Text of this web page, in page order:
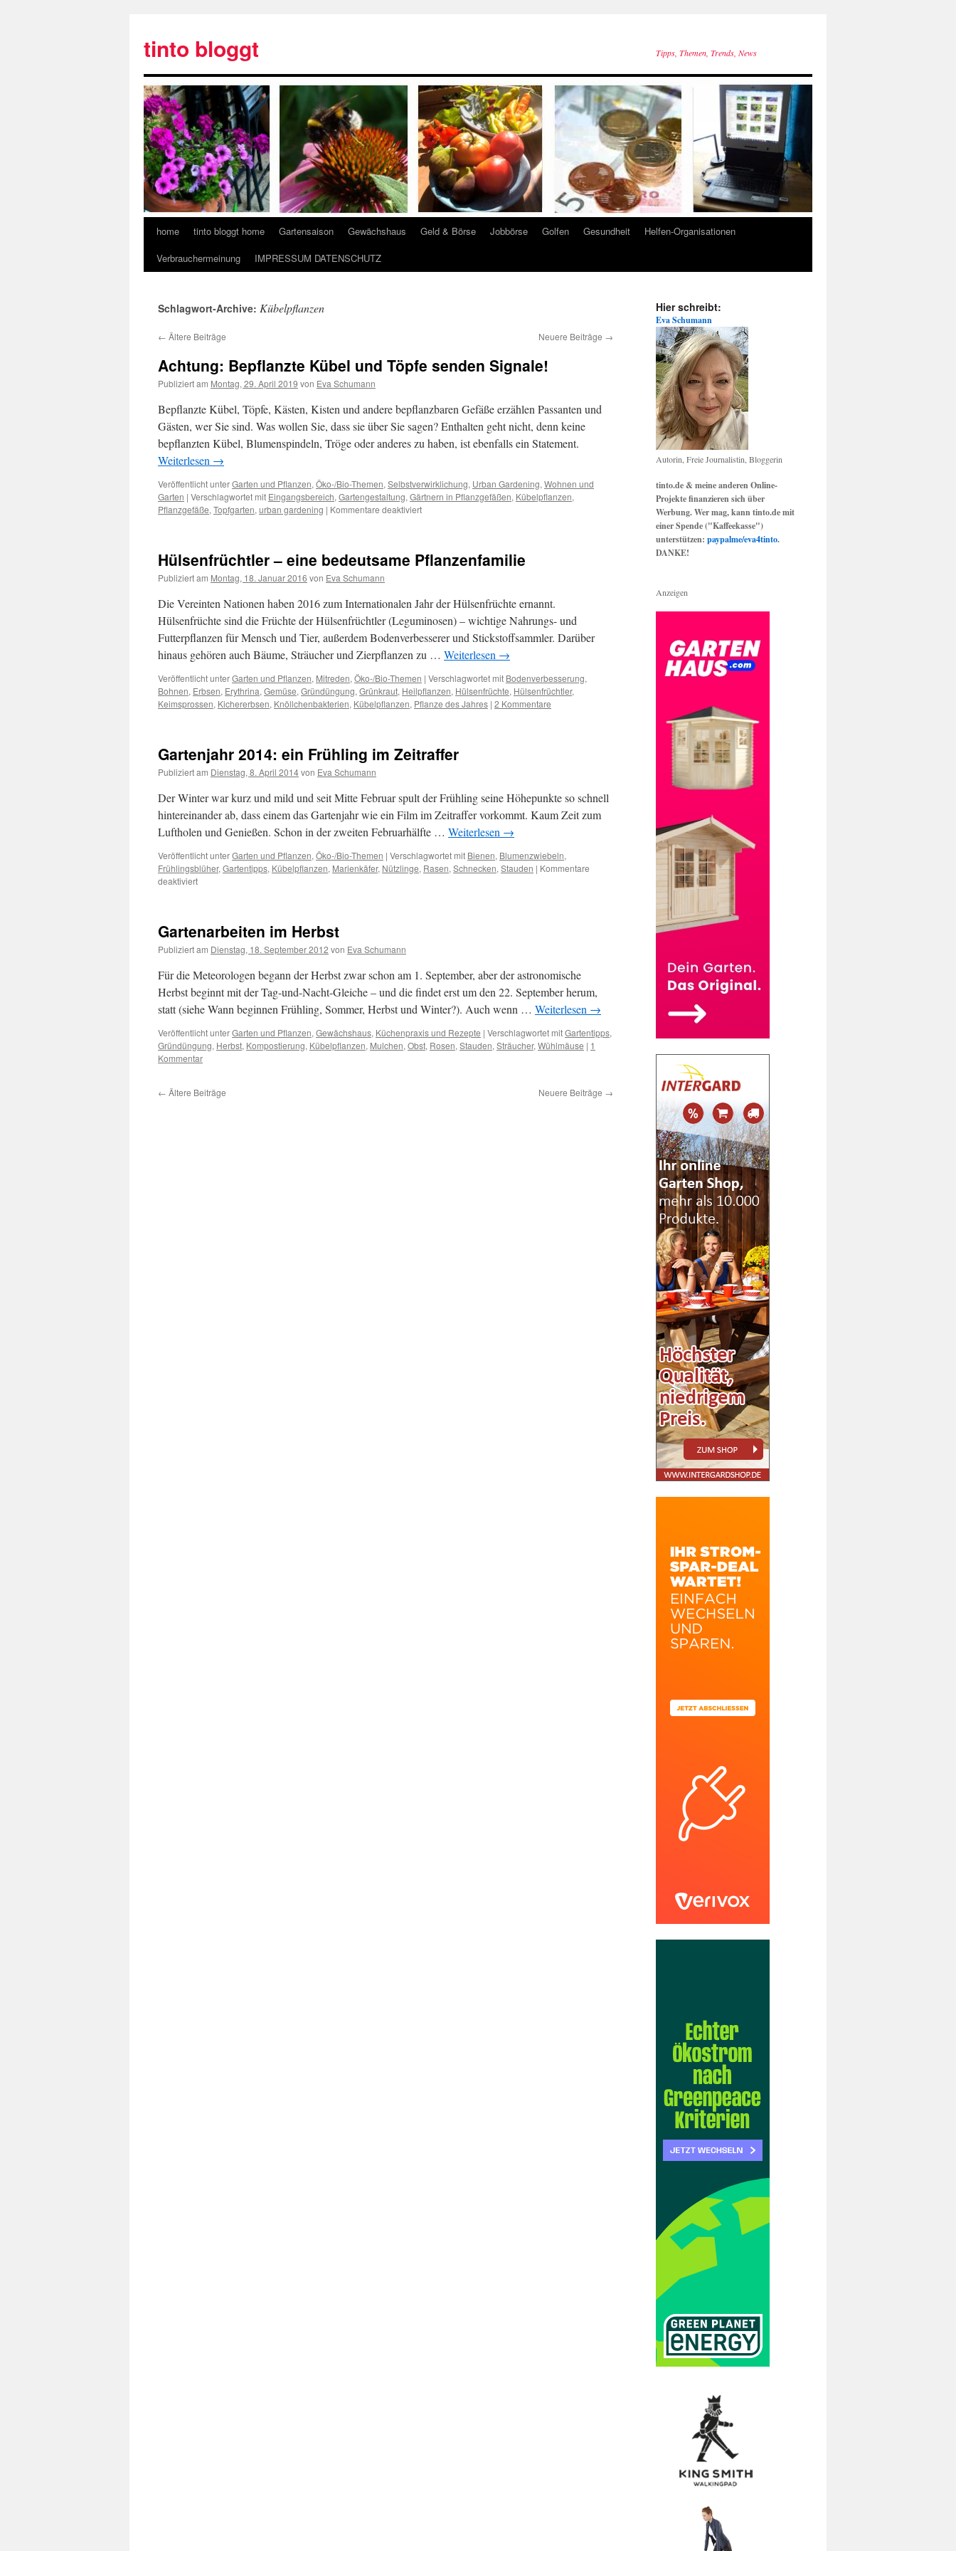
tinto bloggt Tipps, Themen, Trends, News
home tinto bloggt home Gartensaison Gewächshaus Geld & Börse Jobbörse Golfen Gesundheit
Helfen-Organisationen
Verbrauchermeinung
IMPRESSUM DATENSCHUTZ
Schlagwort-Archive: Kübelpflanzen
← Ältere Beiträge Neuere Beiträge →
Achtung: Bepflanzte Kübel und Töpfe senden Signale!
Publiziert am Montag, 29. April 2019 von Eva Schumann
Bepflanzte Kübel, Töpfe, Kästen, Kisten und andere bepflanzbaren Gefäße erzählen Passanten und
Gästen, wer Sie sind. Was wollen Sie, dass sie über Sie sagen? Enthalten geht nicht, denn keine
bepflanzten Kübel, Blumenspindeln, Tröge oder anderes zu haben, ist ebenfalls ein Statement.
Weiterlesen →
Veröffentlicht unterGarten und Pflanzen, Öko-/Bio-Themen, Selbstverwirklichung, Urban Gardening, Wohnen und
Garten | Verschlagwortet mit Eingangsbereich, Gartengestaltung, Gärtnern in Pflanzgefäßen, Kübelpflanzen,
Pflanzgefäße, Topfgarten, urban gardening | Kommentare deaktiviert
Hülsenfrüchtler – eine bedeutsame Pflanzenfamilie
Publiziert am Montag, 18. Januar 2016 von Eva Schumann
Die Vereinten Nationen haben 2016 zum Internationalen Jahr der Hülsenfrüchte ernannt.
Hülsenfrüchte sind die Früchte der Hülsenfrüchtler (Leguminosen) – wichtige Nahrungs- und
Futterpflanzen für Mensch und Tier, außerdem Bodenverbesserer und Stickstoffsammler. Darüber
hinaus gehören auch Bäume, Sträucher und Zierpflanzen zu … Weiterlesen →
Veröffentlicht unterGarten und Pflanzen, Mitreden, Öko-/Bio-Themen | Verschlagwortet mit Bodenverbesserung,
Bohnen, Erbsen, Erythrina, Gemüse, Gründüngung, Grünkraut, Heilpflanzen, Hülsenfrüchte, Hülsenfrüchtler,
Keimsprossen, Kichererbsen, Knöllchenbakterien, Kübelpflanzen, Pflanze des Jahres | 2 Kommentare
Gartenjahr 2014: ein Frühling im Zeitraffer
Publiziert am Dienstag, 8. April 2014von Eva Schumann
Der Winter war kurz und mild und seit Mitte Februar spult der Frühling seine Höhepunkte so schnell
hintereinander ab, dass einem das Gartenjahr wie ein Film im Zeitraffer vorkommt. Kaum Zeit zum
Luftholen und Genießen. Schon in der zweiten Februarhälfte … Weiterlesen →
Veröffentlicht unterGarten und Pflanzen, Öko-/Bio-Themen | Verschlagwortet mit Bienen, Blumenzwiebeln,
Frühlingsblüher, Gartentipps, Kübelpflanzen, Marienkäfer, Nützlinge, Rasen, Schnecken, Stauden | Kommentare
deaktiviert
Gartenarbeiten im Herbst
Publiziert am Dienstag, 18. September 2012 von Eva Schumann
Für die Meteorologen begann der Herbst zwar schon am 1. September, aber der astronomische
Herbst beginnt mit der Tag-und-Nacht-Gleiche – und die findet erst um den 22. September herum,
statt (siehe Wann beginnen Frühling, Sommer, Herbst und Winter?). Auch wenn … Weiterlesen →
Veröffentlicht unterGarten und Pflanzen, Gewächshaus, Küchenpraxis und Rezepte | Verschlagwortet mitGartentipps,
Gründüngung, Herbst, Kompostierung, Kübelpflanzen, Mulchen, Obst, Rosen, Stauden, Sträucher, Wühlmäuse | 1
Kommentar
← Ältere Beiträge Neuere Beiträge →
Hier schreibt:
Eva Schumann
Autorin, Freie Journalistin, Bloggerin
tinto.de & meine anderen Online-
Projekte finanzieren sich über
Werbung. Wer mag, kann tinto.de mit
einer Spende ("Kaffeekasse")
unterstützen: paypalme/eva4tinto.
DANKE!
Anzeigen